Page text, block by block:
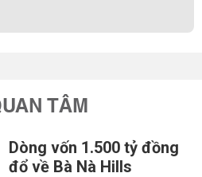
TÂM
Dòng vốn 1.500 tỷ đồng
đổ về Bà Nà Hills